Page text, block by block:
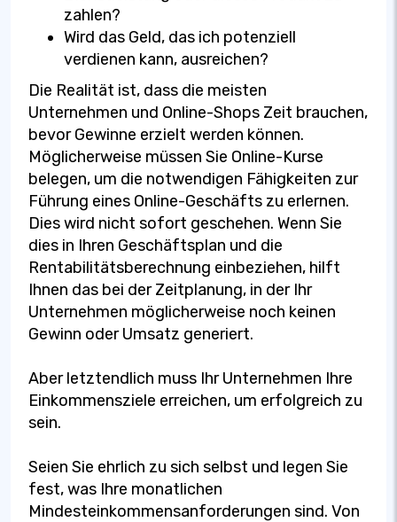
zahlen?
Wird das Geld, das ich potenziell
verdienen kann, ausreichen?
Die Realität ist, dass die meisten
Unternehmen und Online-Shops Zeit brauchen,
bevor Gewinne erzielt werden können.
Möglicherweise müssen Sie Online-Kurse
belegen, um die notwendigen Fähigkeiten zur
Führung eines Online-Geschäfts zu erlernen.
Dies wird nicht sofort geschehen. Wenn Sie
dies in Ihren Geschäftsplan und die
Rentabilitätsberechnung einbeziehen, hilft
Ihnen das bei der Zeitplanung, in der Ihr
Unternehmen möglicherweise noch keinen
Gewinn oder Umsatz generiert.
Aber letztendlich muss Ihr Unternehmen Ihre
Einkommensziele erreichen, um erfolgreich zu
sein.
Seien Sie ehrlich zu sich selbst und legen Sie
fest, was Ihre monatlichen
Mindesteinkommensanforderungen sind. Von